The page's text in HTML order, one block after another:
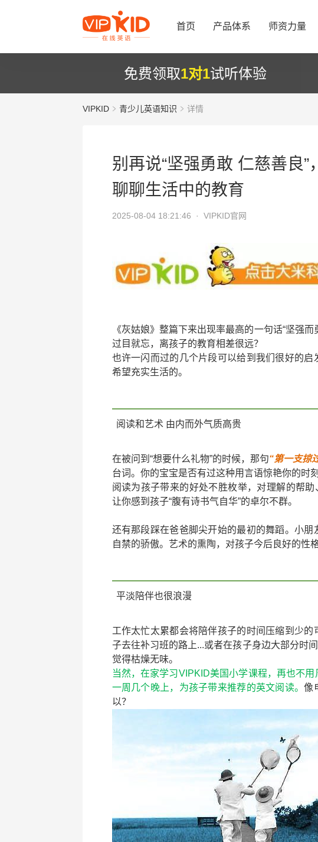
首页 产品体系 师资力量
免费领取1对1试听体验
VIPKID 青少儿英语知识 详情
别再说“坚强勇敢 仁慈善良”
聊聊生活中的教育
2025-08-04 18:21:46 · VIPKID官网
《灰姑娘》整篇下来出现率最高的一句话“坚强
过目就忘，离孩子的教育相差很远？
也许一闪而过的几个片段可以给到我们很好的启
希望充实生活的。
阅读和艺术 由内而外气质高贵
在被问到“想要什么礼物”的时候，那句“第一支掠
台词。 你的宝宝是否有过这种用言语惊艳你的时刻
阅读为孩子带来的好处不胜枚举，对理解的帮
让你感到孩子“腹有诗书气自华”的卓尔不群。
还有那段踩在爸爸脚尖开始的最初的舞蹈。小
自禁的骄傲。艺术的熏陶，对孩子今后良好的性
平淡陪伴也很浪漫
工作太忙太累都会将陪伴孩子的时间压缩到少
子去往补习班的路上...或者在孩子身边大部分时
觉得枯燥无味。
当然，在家学习VIPKID美国小学课程，再也不
一周几个晚上，为孩子带来推荐的英文阅读。像
以？